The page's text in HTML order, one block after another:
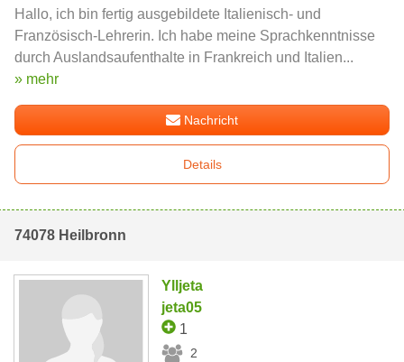
Hallo, ich bin fertig ausgebildete Italienisch- und
Französisch-Lehrerin. Ich habe meine Sprachkenntnisse
durch Auslandsaufenthalte in Frankreich und Italien...
» mehr
Nachricht
Details
74078 Heilbronn
Ylljeta
jeta05
1
2